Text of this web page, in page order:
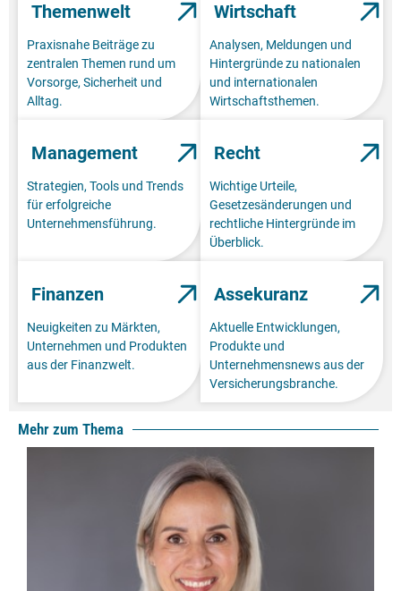
Themenwelt
Praxisnahe Beiträge zu
zentralen Themen rund um
Vorsorge, Sicherheit und
Alltag.
Wirtschaft
Analysen, Meldungen und
Hintergründe zu nationalen
und internationalen
Wirtschaftsthemen.
Management
Strategien, Tools und Trends
für erfolgreiche
Unternehmensführung.
Recht
Wichtige Urteile,
Gesetzesänderungen und
rechtliche Hintergründe im
Überblick.
Finanzen
Neuigkeiten zu Märkten,
Unternehmen und Produkten
aus der Finanzwelt.
Assekuranz
Aktuelle Entwicklungen,
Produkte und
Unternehmensnews aus der
Versicherungsbranche.
Mehr zum Thema